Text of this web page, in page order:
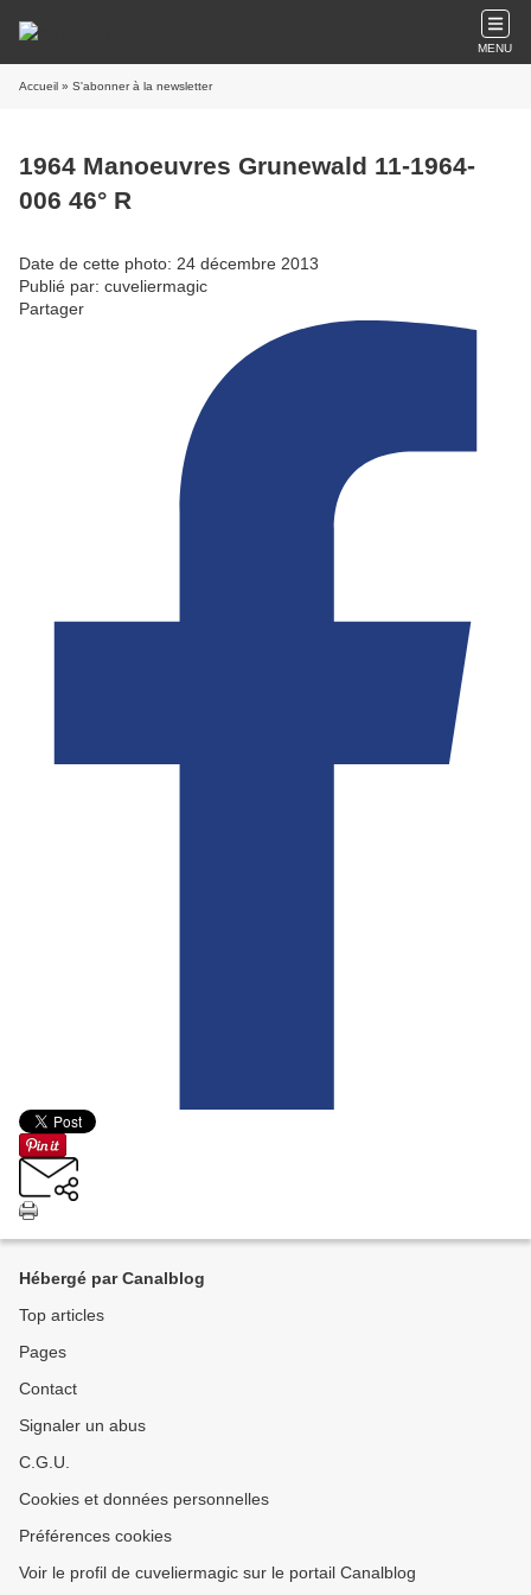
MENU
Accueil » S'abonner à la newsletter
1964 Manoeuvres Grunewald 11-1964-
006 46° R
Date de cette photo: 24 décembre 2013
Publié par: cuveliermagic
Partager
Hébergé par Canalblog
Top articles
Pages
Contact
Signaler un abus
C.G.U.
Cookies et données personnelles
Préférences cookies
Voir le profil de cuveliermagic sur le portail Canalblog